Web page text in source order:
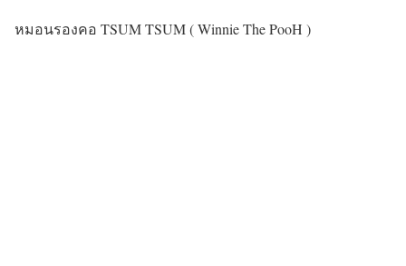
หมอนรองคอ TSUM TSUM ( Winnie The PooH )